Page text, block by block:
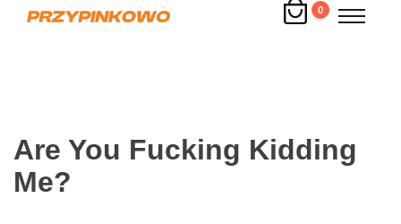
0
Are You Fucking Kidding
Me?